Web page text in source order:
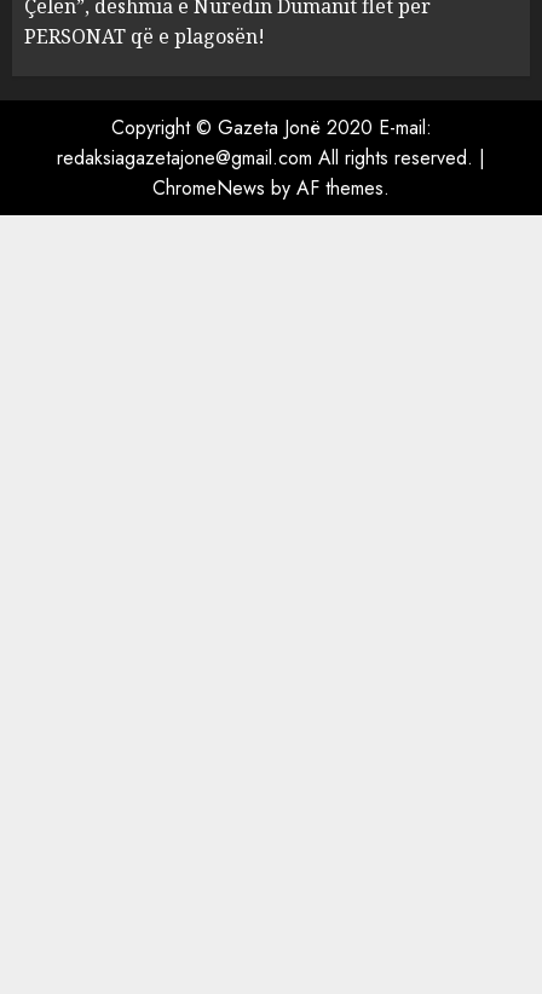
4 MARCH 25, 2025
“Ai që drejtonte makinën më
ngjau me Talo Çelën”,
dëshmia e Nuredin Dumanit
flet për PERSONAT që e
plagosën!
Çelën”, dëshmia e Nuredin Dumanit flet për
PERSONAT që e plagosën!
Copyright © Gazeta Jonë 2020 E-mail:
redaksiagazetajone@gmail.com All rights reserved. |
ChromeNews by AF themes.